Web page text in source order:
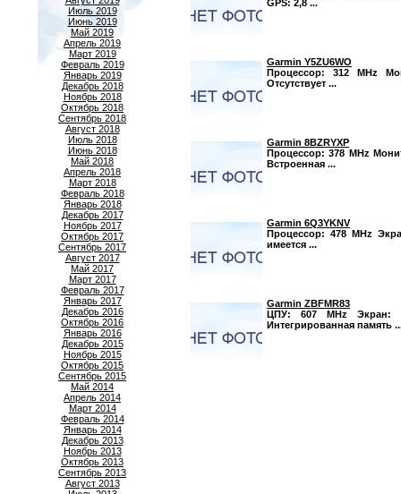
Июль 2019
Июнь 2019
Май 2019
Апрель 2019
Март 2019
Февраль 2019
Январь 2019
Декабрь 2018
Ноябрь 2018
Октябрь 2018
Сентябрь 2018
Август 2018
Июль 2018
Июнь 2018
Май 2018
Апрель 2018
Март 2018
Февраль 2018
Январь 2018
Декабрь 2017
Ноябрь 2017
Октябрь 2017
Сентябрь 2017
Август 2017
Май 2017
Март 2017
Февраль 2017
Январь 2017
Декабрь 2016
Октябрь 2016
Январь 2016
Декабрь 2015
Ноябрь 2015
Октябрь 2015
Сентябрь 2015
Май 2014
Апрель 2014
Март 2014
Февраль 2014
Январь 2014
Декабрь 2013
Ноябрь 2013
Октябрь 2013
Сентябрь 2013
Август 2013
GPS: 2,8 ...
Garmin Y5ZU6WO
Процессор: 312 MHz
Отсутствует ...
Garmin 8BZRYXP
Процессор: 378 MHz
Встроенная ...
Garmin 6Q3YKNV
Процессор: 478 MHz
имеется ...
Garmin ZBFMR83
ЦПУ: 607 MHz Экран:
Интегрированная память